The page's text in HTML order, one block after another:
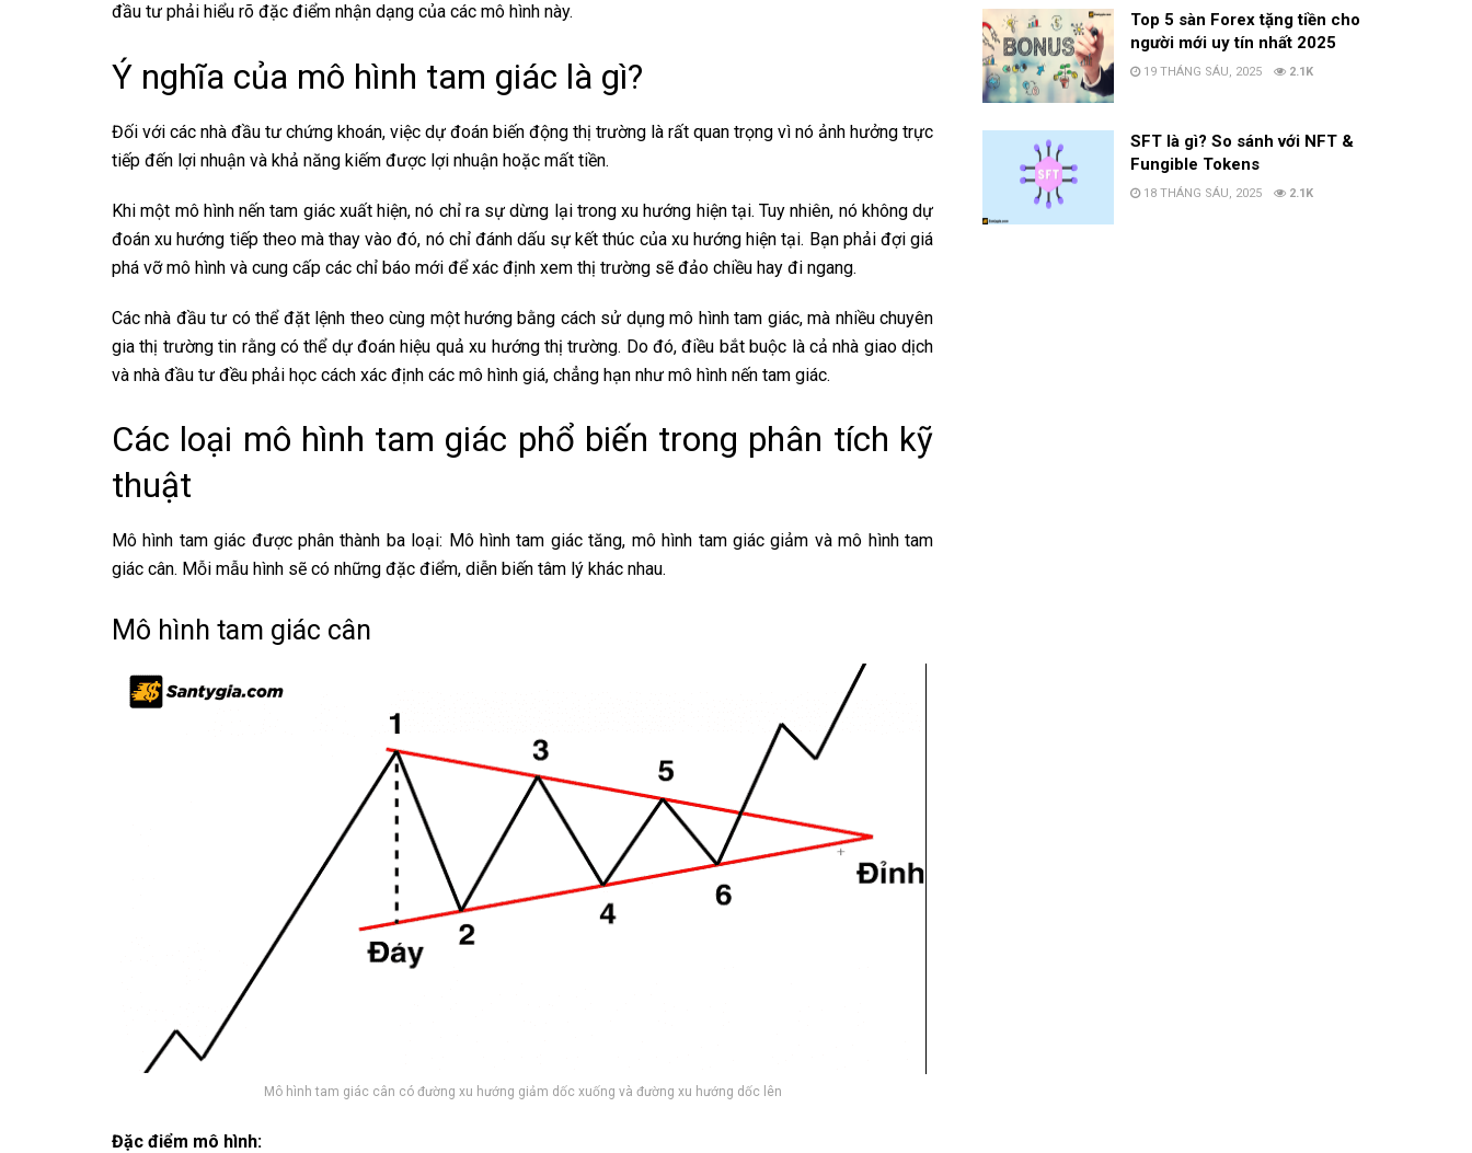
đầu tư phải hiểu rõ đặc điểm nhận dạng của các mô hình này.
Ý nghĩa của mô hình tam giác là gì?
Đối với các nhà đầu tư chứng khoán, việc dự đoán biến động thị trường là rất quan trọng vì nó ảnh hưởng trực
tiếp đến lợi nhuận và khả năng kiếm được lợi nhuận hoặc mất tiền.
Khi một mô hình nến tam giác xuất hiện, nó chỉ ra sự dừng lại trong xu hướng hiện tại. Tuy nhiên, nó không dự
đoán xu hướng tiếp theo mà thay vào đó, nó chỉ đánh dấu sự kết thúc của xu hướng hiện tại. Bạn phải đợi giá
phá vỡ mô hình và cung cấp các chỉ báo mới để xác định xem thị trường sẽ đảo chiều hay đi ngang.
Các nhà đầu tư có thể đặt lệnh theo cùng một hướng bằng cách sử dụng mô hình tam giác, mà nhiều chuyên
gia thị trường tin rằng có thể dự đoán hiệu quả xu hướng thị trường. Do đó, điều bắt buộc là cả nhà giao dịch
và nhà đầu tư đều phải học cách xác định các mô hình giá, chẳng hạn như mô hình nến tam giác.
Các loại mô hình tam giác phổ biến trong phân tích kỹ
thuật
Mô hình tam giác được phân thành ba loại: Mô hình tam giác tăng, mô hình tam giác giảm và mô hình tam
giác cân. Mỗi mẫu hình sẽ có những đặc điểm, diễn biến tâm lý khác nhau.
Mô hình tam giác cân
Mô hình tam giác cân có đường xu hướng giảm dốc xuống và đường xu hướng dốc lên
Đặc điểm mô hình:
Top 5 sàn Forex tặng tiền cho
người mới uy tín nhất 2025
19 THÁNG SÁU, 2025 2.1K
SFT là gì? So sánh với NFT &
Fungible Tokens
18 THÁNG SÁU, 2025 2.1K